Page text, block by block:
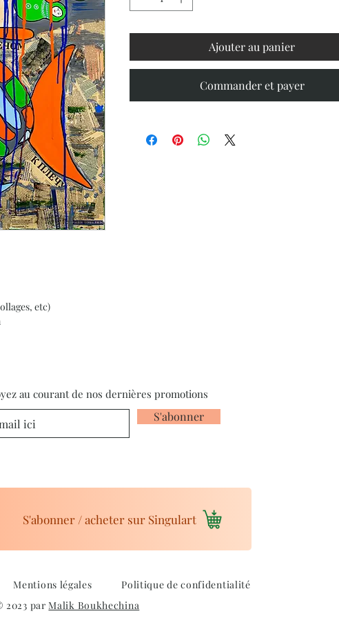
etc)
Ajouter au panier
Commander et payer
au courant de nos dernières promotions
S'abonner
S'abonner / acheter sur Singulart
Mentions légales
Politique de confidentialité
2023 parMalik Boukhechina